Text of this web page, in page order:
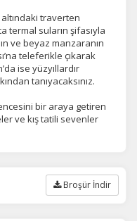
altındaki traverten
termal suların şifasıyla
ve beyaz manzaranın
teleferikle çıkarak
ise yüzyıllardır
tanıyacaksınız.
bir araya getiren
ve kış tatili sevenler
Broşür İndir